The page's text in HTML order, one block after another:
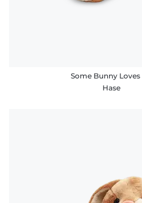
Some Bunny Loves
Hase